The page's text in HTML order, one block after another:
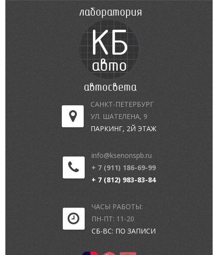
САНКТ-ПЕТЕРБУРГ
УЛ. ШАТЕЛЕНА, 9
ПАРКИНГ, 2Й ЭТАЖ
info@ksenonspb.ru
+ 7 (911) 186-69-99
+ 7 (812) 983-83-84
ЧАСЫ РАБОТЫ:
ПН-ПТ: 11-20
СБ-ВС: ПО ЗАПИСИ